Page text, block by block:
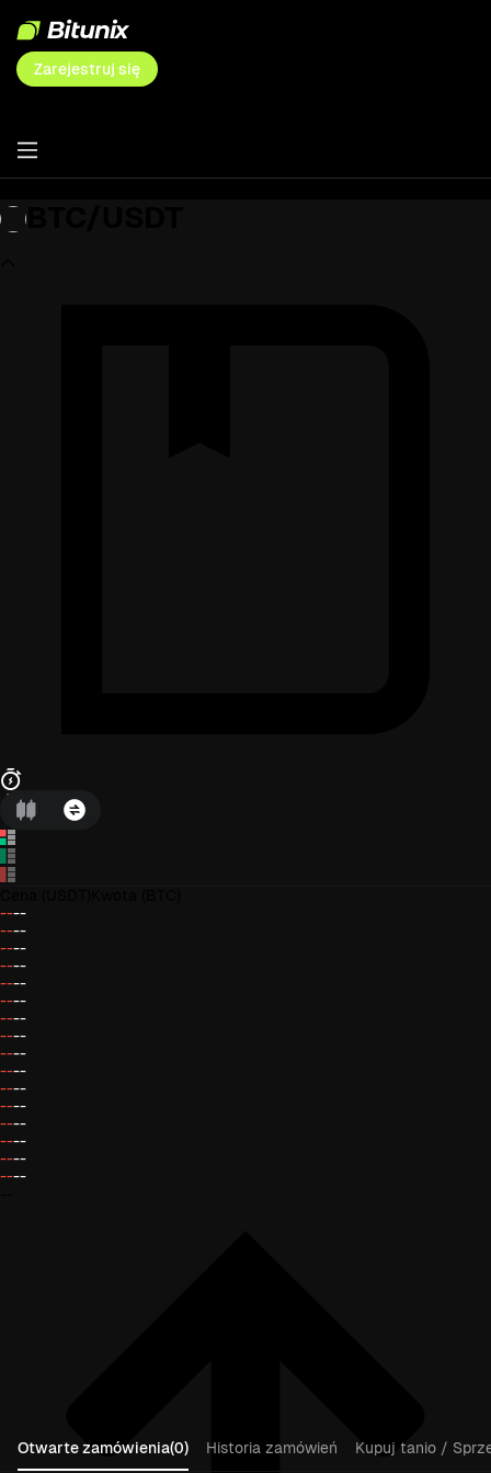
Zarejestruj się
----
----
----
----
----
----
----
----
----
----
----
----
----
----
----
----
Otwarte zamówienia(0) Historia zamówień
Kupuj tanio /